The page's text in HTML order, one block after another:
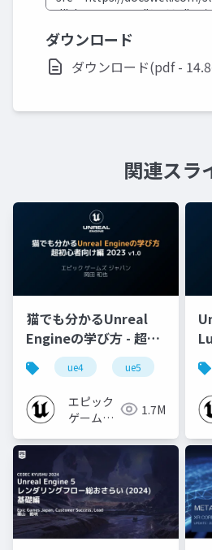
ダウンロード
ダウンロード(pdf -
関連スラ
猫でも分かるUnreal
Engineの学び方 - 超初
心者向け編 - 2023 v1.0
ue4 ue5 ue-
エピック
ゲームズ
1.7M